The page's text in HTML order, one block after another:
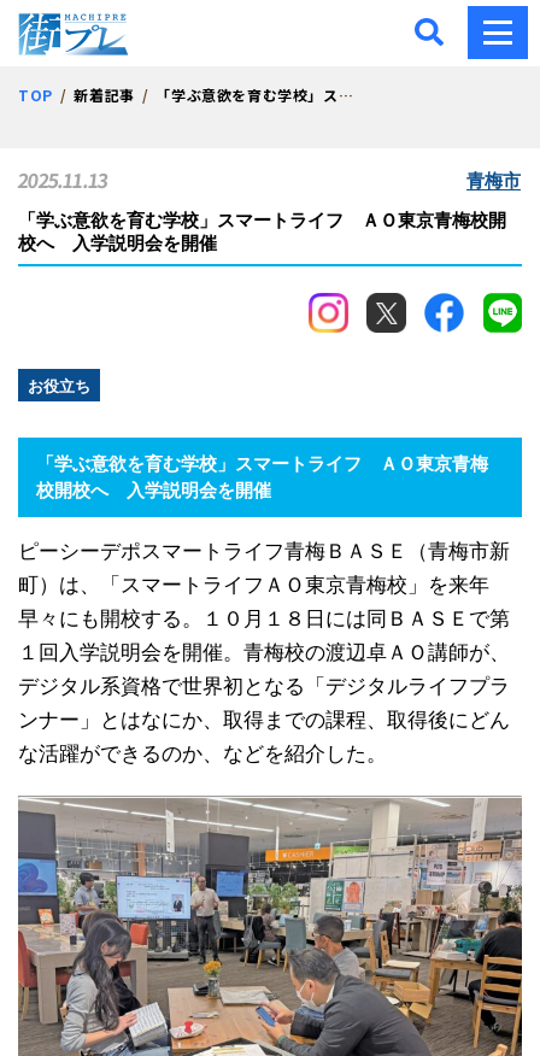
街プレ -東京・西多摩の
TOP 新着記事 「学ぶ意欲を育む学校」スマートライフ ＡＯ東京青梅校開校へ 入学説明会を開催
「学ぶ意欲を育む学校」スマートライフ ＡＯ東京青梅校開
校へ 入学説明会を開催
お役立ち
2025.11.13 青梅市
「学ぶ意欲を育む学校」スマートライフ ＡＯ東京青梅
校開校へ 入学説明会を開催
ピーシーデポスマートライフ青梅ＢＡＳＥ（青梅市新
町）は、「スマートライフＡＯ東京青梅校」を来年
早々にも開校する。１０月１８日には同ＢＡＳＥで第
１回入学説明会を開催。青梅校の渡辺卓ＡＯ講師が、
デジタル系資格で世界初となる「デジタルライフプラ
ンナー」とはなにか、取得までの課程、取得後にどん
な活躍ができるのか、などを紹介した。